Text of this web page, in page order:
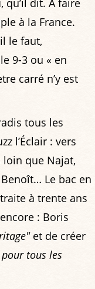
qu’il dit. À faire
à la France.
le faut,
9-3 ou « en
carré n’y est
tous les
l’Éclair : vers
loin que Najat,
Le bac en
à trente ans
: Boris
et de créer
tous les